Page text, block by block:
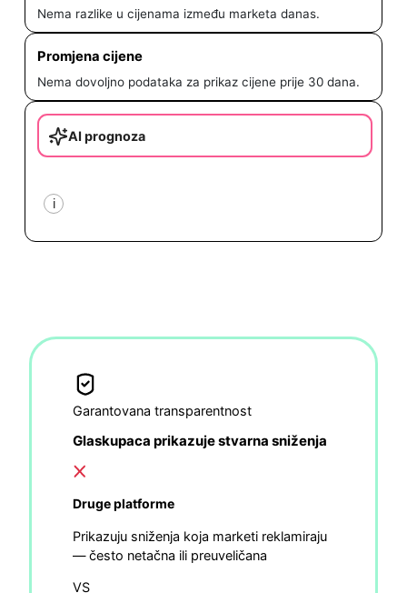
Nema razlike u cijenama između marketa danas.
Promjena cijene
Nema dovoljno podataka za prikaz cijene prije 30 dana.
AI prognoza
i
Garantovana transparentnost
Glaskupaca prikazuje stvarna sniženja
Druge platforme
Prikazuju sniženja koja marketi reklamiraju
— često netačna ili preuveličana
VS